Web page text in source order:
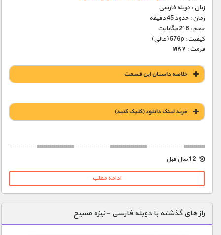
زبان : دوبله فارسی
زمان : حدود 45 دقیقه
حجم : 218 مگابایت
کیفیت : 576p (عالی)
فرمت : MKV
خلاصه داستان این قسمت
خريد لينک دانلود (کليک کنيد)
1900 تومان – خريد لينک دانلود (افزودن به سبد خريد)
ادامه مطلب
راز های گذشته با دوبله فارسی – نیزه مسیح